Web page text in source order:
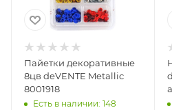
Пайетки декоративные
8цв deVENTE Metallic
8001918
Есть в наличии: 148